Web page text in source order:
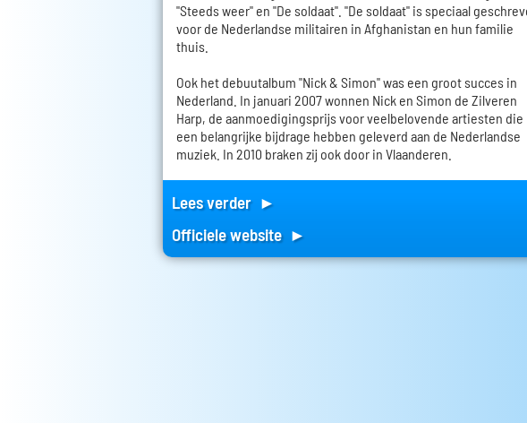
"Steeds weer" en "De soldaat". "De soldaat" is speciaal
voor de Nederlandse militairen in Afghanistan en hun familie
thuis.
Ook het debuutalbum "Nick & Simon" was een groot succes in
Nederland. In januari 2007 wonnen Nick en Simon de Zilveren
Harp, de aanmoedigingsprijs voor veelbelovende artiesten die
een belangrijke bijdrage hebben geleverd aan de Nederlandse
muziek. In 2010 braken zij ook door in Vlaanderen.
Lees verder ►
Officiele website ►